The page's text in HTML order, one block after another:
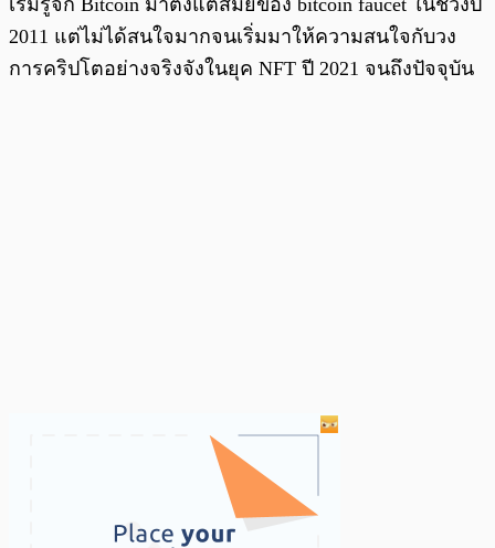
เริ่มรู้จัก Bitcoin มาตั้งแต่สมัยของ bitcoin faucet ในช่วงปี
2011 แต่ไม่ได้สนใจมากจนเริ่มมาให้ความสนใจกับวง
การคริปโตอย่างจริงจังในยุค NFT ปี 2021 จนถึงปัจจุบัน